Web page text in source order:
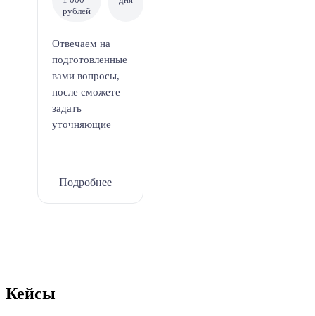
рублей
Отвечаем на
подготовленные
вами вопросы,
после сможете
задать
уточняющие
Подробнее
Кейсы